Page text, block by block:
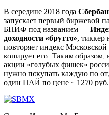
В середине 2018 года
запускает первый биржевой
БПИФ под названием —
доходности «брутто», тиккер
повторяет индекс
копирует его. Таким образом,
акции «голубых фишек»
нужно покупать каждую по
один ПАЙ по цене ~ 1270 руб.